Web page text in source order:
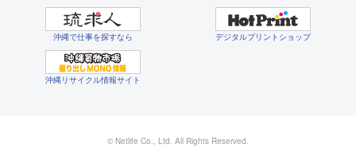
沖縄で仕事を探すなら デジタルプリントショップ
沖縄リサイクル情報サイト
© Netlife Co., Ltd. All Rights Reserved.